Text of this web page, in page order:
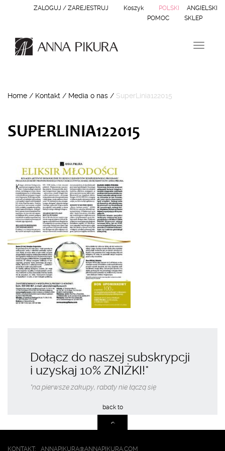
POLSKI ANGIELSKI
Koszyk
ZALOGUJ / ZAREJESTRUJ
SKLEP
POMOC
N
Home / Kontakt / Media o nas / SuperLinia122015
SUPERLINIA122015
Dołącz do naszej subskrypcji
i uzyskaj 10% ZNIŻKI!*
*na pierwsze zakupy, rabaty nie łączą się
KONTAKT: ANNAPIKURA@ANNAPIKURA.COM